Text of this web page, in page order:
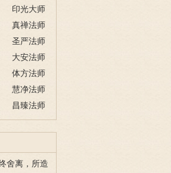
印光大师
真禅法师
圣严法师
大安法师
体方法师
慧净法师
昌臻法师
舍离，所造